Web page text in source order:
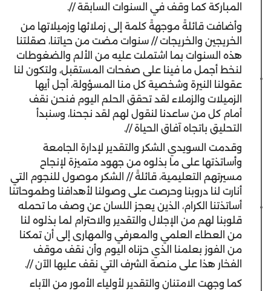
المباركة كما وقف في السنوات السابقة //.
وأضافت قائلةً موجهةً كلمة إلى زملائها وزميلاتها من
الخريجين والخريجات // سنوات مضت من حياتنا، صقلتنا
هذه السنوات بما اشتملت عليه من الألم والضغوطات
لنخط أجمل ما فينا على صفحات المستقبل، ولتكون لنا
عقولنا النيرة وشخصية كل منا المسؤولة، أجل أيها
الزميلات والزملاء لقد تحقق الحلم اليوم فنحن نقف
أمام كل من ساعدنا لنقول لهم لقد نجحنا، وسنبدأ
التحليق باتجاه آفاق الحياة //.
وقدمت السويدي الشكر والتقدير لإدارة الجامعة
وأساتذتها على ما بذلوه من جهود متميزة لإنجاح
مسيرتهم التعليمية، قائلةً // الشكر موصول للنجوم التي
أنارت لنا دروبنا وحرصت على وصولنا لأهدافنا وطموحاتنا
أساتذتنا الكرام، الذين يعجز اللسان عن وصف ما تحمله
قلوبنا لهم من الإجلال والتقدير والاحترام لما بذلوه لنا
من العطاء العلمي والمعرفي والمهارى إلى أن تمكنا
من الفوز بعلمنا الذي حزناه اليوم وأن نقف موقف
الفخار هذا على منصة الشرف التي نقف عليها الآن //.
كما وجهت الامتنان والتقدير لأولياء الأمور من الآباء